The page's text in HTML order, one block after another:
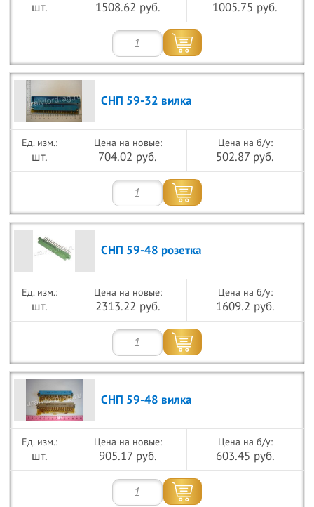
шт. 1508.62 руб. 1005.75 руб.
СНП 59-32 вилка
шт.
Цена на новые:
704.02 руб.
Цена на б/у:
502.87 руб.
СНП 59-48 розетка
шт.
Цена на новые:
2313.22 руб.
Цена на б/у:
1609.2 руб.
СНП 59-48 вилка
шт.
Цена на новые:
905.17 руб.
Цена на б/у:
603.45 руб.